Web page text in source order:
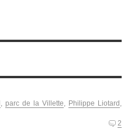
, parc de la Villette, Philippe Liotard ,
2